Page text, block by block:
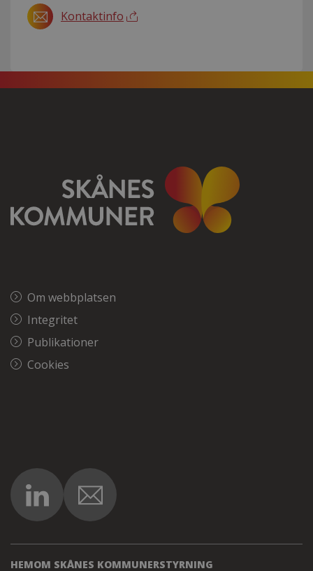
Kontaktinfo
Om webbplatsen
Integritet
Publikationer
Cookies
HEMOM SKÅNES KOMMUNERSTYRNING